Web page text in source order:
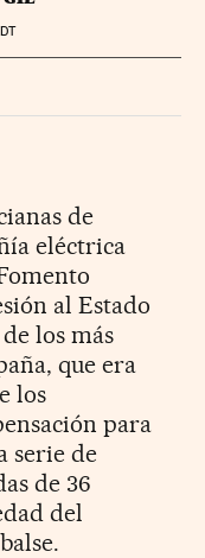
de
eléctrica
al Estado
los más
que era
los
para
serie de
de 36
del